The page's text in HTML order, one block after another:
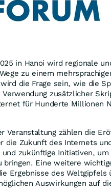
in Hanoi wird regionale
zu einem
die Frage sein, wie die
zusätzlicher
für Hunderte Millionen
Veranstaltung zählen die
die Zukunft des Internets
zukünftige Initiativen,
bringen. Eine weitere
Ergebnisse des
Auswirkungen auf